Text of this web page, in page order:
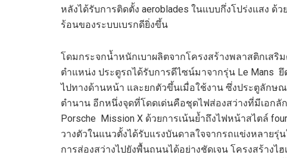
หลังได้รับการติดตั้ง aeroblades ในแบบกึ่งโปร่งแสง
ร้อนของระบบเบรกดียิ่งขึ้น
โดมกระจกน้ำหนักเบาผลิตจากโครงสร้างพลาสติกเสริ
ตำแหน่ง ประตูรถได้รับการดีไซน์มาจากรุ่น Le Mans
ไปทางด้านหน้า และยกตัวขึ้นเมื่อใช้งาน ซึ่งประตูลักษ
ตำนาน อีกหนึ่งจุดที่โดดเด่นคือชุดไฟส่องสว่างที่มีเอก
Porsche Mission X ด้วยการเน้นย้ำถึงไฟหน้าสไตล์
วางตัวในแนวตั้งได้รับแรงบันดาลใจจากรถแข่งหลายรุ่
การส่องสว่างไปยังพื้นถนนได้อย่างชัดเจน โครงสร้างไ